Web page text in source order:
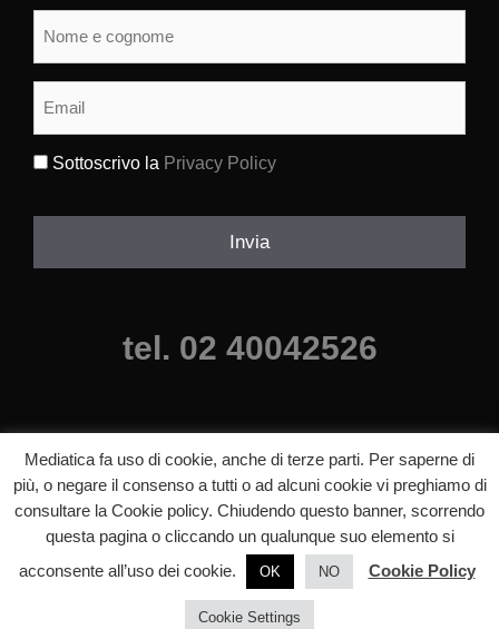
Sottoscrivo la Privacy Policy
Invia
tel. 02 40042526
©2025 mediatica agenzia comunicazione milano, Tutti i diritti riservati.
p.iva 06640840820 |Informazioni legali
Mediatica fa uso di cookie, anche di terze parti. Per saperne di
più, o negare il consenso a tutti o ad alcuni cookie vi preghiamo di
consultare la Cookie policy. Chiudendo questo banner, scorrendo
questa pagina o cliccando un qualunque suo elemento si
acconsente all’uso dei cookie.
OK NO Cookie Policy
Cookie Settings